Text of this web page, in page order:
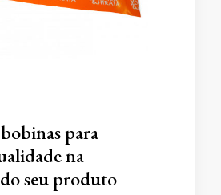
para
na
seu produto